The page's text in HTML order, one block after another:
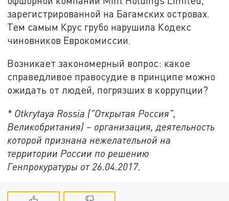
зарегистрированной на Багамских островах.
Тем самым Крус грубо нарушила Кодекс
чиновников Еврокомиссии.
Возникает закономерный вопрос: какое
справедливое правосудие в принципе можно
ожидать от людей, погрязших в коррупции?
* Otkrytaya Rossia ("Открытая Россия",
Великобритания) – организация, деятельность
которой признана нежелательной на
территории России по решению
Генпрокуратуры от 26.04.2017.